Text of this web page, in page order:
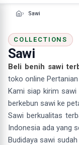
Sawi
COLLECTIONS
Sawi
Beli benih sawi
toko online
Kami siap kirim sawi
berkebun sawi ke
Sawi berkualitas
Indonesia ada yang
Budidaya sawi